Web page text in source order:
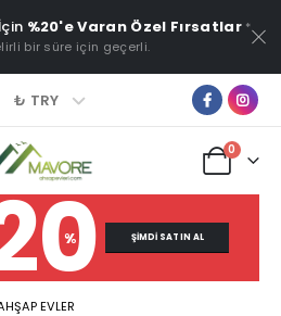
%20'e Varan Özel Fırsatlar *
bir süre için geçerli.
₺ TRY
0
% ŞIMDI SATIN AL
EVLER